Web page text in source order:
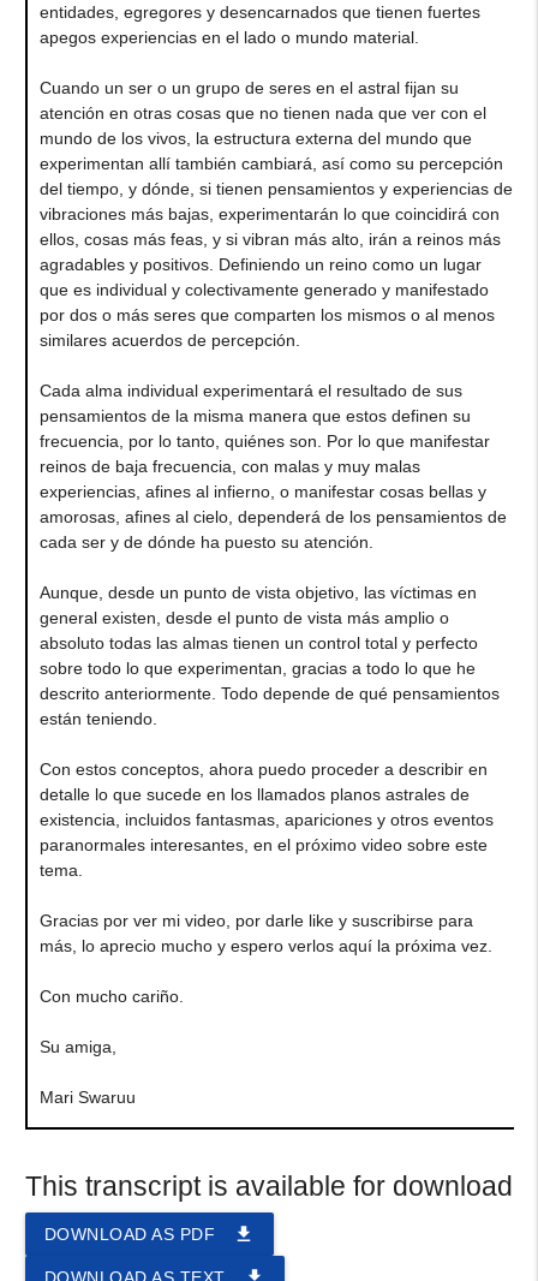
entidades, egregores y desencarnados que tienen fuertes
apegos experiencias en el lado o mundo material.
Cuando un ser o un grupo de seres en el astral fijan su
atención en otras cosas que no tienen nada que ver con el
mundo de los vivos, la estructura externa del mundo que
experimentan allí también cambiará, así como su percepción
del tiempo, y dónde, si tienen pensamientos y experiencias de
vibraciones más bajas, experimentarán lo que coincidirá con
ellos, cosas más feas, y si vibran más alto, irán a reinos más
agradables y positivos. Definiendo un reino como un lugar
que es individual y colectivamente generado y manifestado
por dos o más seres que comparten los mismos o al menos
similares acuerdos de percepción.
Cada alma individual experimentará el resultado de sus
pensamientos de la misma manera que estos definen su
frecuencia, por lo tanto, quiénes son. Por lo que manifestar
reinos de baja frecuencia, con malas y muy malas
experiencias, afines al infierno, o manifestar cosas bellas y
amorosas, afines al cielo, dependerá de los pensamientos de
cada ser y de dónde ha puesto su atención.
Aunque, desde un punto de vista objetivo, las víctimas en
general existen, desde el punto de vista más amplio o
absoluto todas las almas tienen un control total y perfecto
sobre todo lo que experimentan, gracias a todo lo que he
descrito anteriormente. Todo depende de qué pensamientos
están teniendo.
Con estos conceptos, ahora puedo proceder a describir en
detalle lo que sucede en los llamados planos astrales de
existencia, incluidos fantasmas, apariciones y otros eventos
paranormales interesantes, en el próximo video sobre este
tema.
Gracias por ver mi video, por darle like y suscribirse para
más, lo aprecio mucho y espero verlos aquí la próxima vez.
Con mucho cariño.
Su amiga,
Mari Swaruu
This transcript is available for download
file_download
DOWNLOAD AS PDF